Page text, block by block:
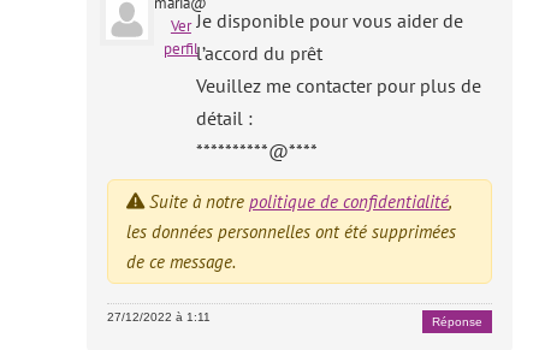
Ver
perfil
Je disponible pour vous aider de
l’accord du prêt
Veuillez me contacter pour plus de
détail :
**********@****
Suite à notrepolitique de confidentialité,
les données personnelles ont été supprimées
de ce message.
27/12/2022 à 1:11 Réponse